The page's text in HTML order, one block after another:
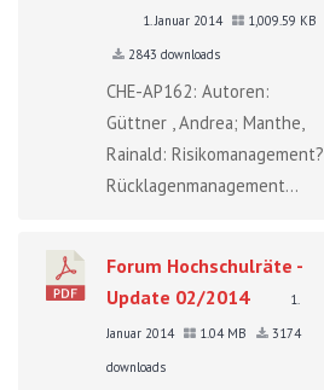
1. Januar 2014
1,009.59 KB
2843 downloads
CHE-AP162: Autoren:
Güttner , Andrea; Manthe,
Rainald: Risikomanagement?
Rücklagenmanagement...
Forum Hochschulräte -
Update 02/2014
1.
Januar 2014
1.04 MB
3174
downloads